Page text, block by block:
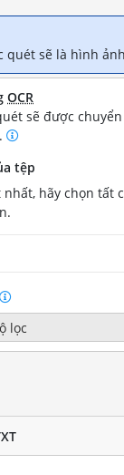
quét sẽ là hình
OCR
sẽ được
tệp
hãy chọn tất